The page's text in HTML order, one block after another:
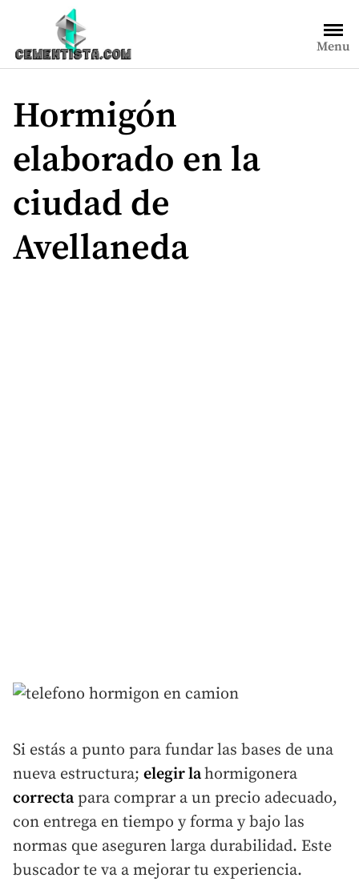
contenido
Menu
Hormigón
elaborado en la
ciudad de
Avellaneda
Si estás a punto para fundar las bases de una
nueva estructura; elegir lahormigonera
correcta para comprar a un precio adecuado,
con entrega en tiempo y forma y bajo las
normas que aseguren larga durabilidad. Este
buscador te va a mejorar tu experiencia.